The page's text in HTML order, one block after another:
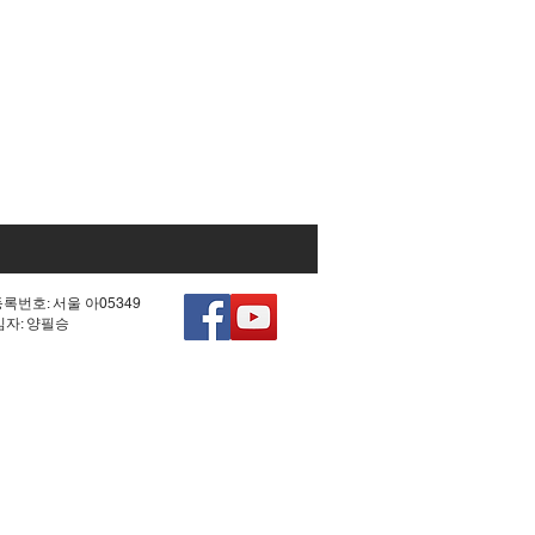
번호: 서울 아05349
: 양필승